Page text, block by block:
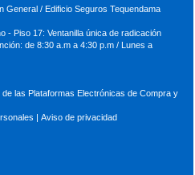
General / Edificio Seguros Tequendama
- Piso 17: Ventanilla única de radicación
de 8:30 a.m a 4:30 p.m / Lunes a
las Plataformas Electrónicas de Compra y
| Aviso de privacidad